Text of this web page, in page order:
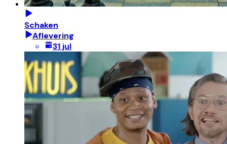
Schaken
Aflevering
31 jul